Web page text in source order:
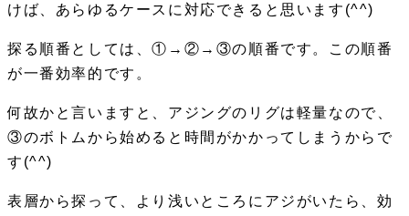
けば、あらゆるケースに対応できると思います(^^)
探る順番としては、①→②→③の順番です。この順番
が一番効率的です。
何故かと言いますと、アジングのリグは軽量なので、
③のボトムから始めると時間がかかってしまうからで
す(^^)
表層から探って、より浅いところにアジがいたら、効